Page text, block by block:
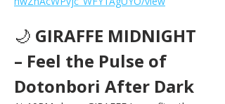
🌙 GIRAFFE MIDNIGHT
– Feel the Pulse of
Dotonbori After Dark